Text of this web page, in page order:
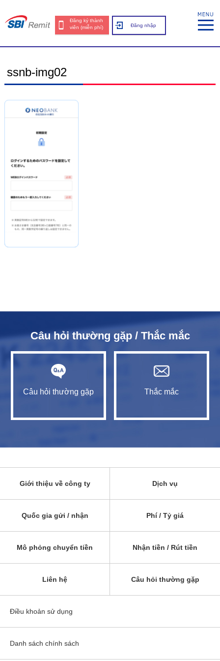
Đăng ký thành
viên (miễn phí)
Đăng nhập
ssnb-img02
Câu hỏi thường gặp / Thắc mắc
Câu hỏi thường gặp Thắc mắc
Giới thiệu về công ty Dịch vụ
Quốc gia gửi / nhận Phí / Tỷ giá
Mô phỏng chuyển tiền Nhận tiền / Rút tiền
Liên hệ Câu hỏi thường gặp
Điều khoản sử dụng
Danh sách chính sách